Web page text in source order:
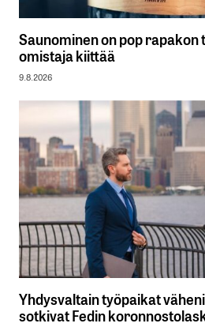
Saunominen on pop rapakon
omistaja kiittää
9.8.2026
Yhdysvaltain työpaikat
sotkivat Fedin